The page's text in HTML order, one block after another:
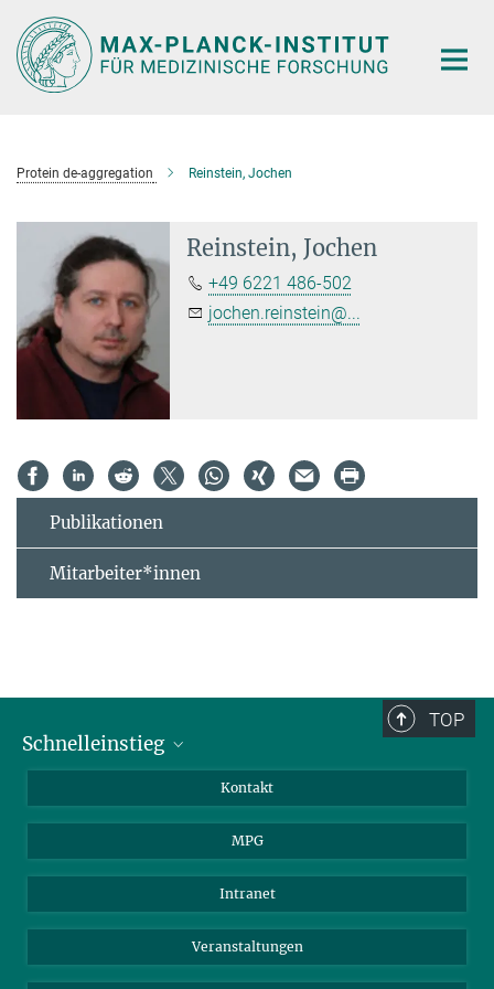
Hauptinhalt
Protein de-aggregation Reinstein, Jochen
Reinstein, Jochen
+49 6221 486-502
jochen.reinstein@...
Publikationen
Mitarbeiter*innen
TOP
Schnelleinstieg
Studierende
Bewerber*innen
Kontakt
MPG
Intranet
Veranstaltungen